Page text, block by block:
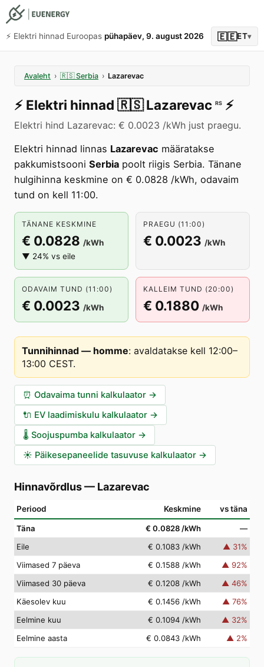
⚡️ Elektri hinnad Euroopas pühapäev, 9. august 2026 🇪🇪ET▾
Avaleht › 🇷🇸 Serbia › Lazarevac
⚡️ Elektri hinnad 🇷🇸 Lazarevac RS ⚡️
Elektri hind Lazarevac: € 0.0023 /kWh just praegu.
Elektri hinnad linnas Lazarevac määratakse
pakkumistsooni Serbia poolt riigis Serbia. Tänane
hulgihinna keskmine on € 0.0828 /kWh, odavaim
tund on kell 11:00.
TÄNANE KESKMINE
€ 0.0828 /kWh
▼ 24% vs eile
PRAEGU (11:00)
€ 0.0023 /kWh
ODAVAIM TUND (11:00)
€ 0.0023 /kWh
KALLEIM TUND (20:00)
€ 0.1880 /kWh
Tunnihinnad — homme: avaldatakse kell 12:00–
13:00 CEST.
⏰ Odavaima tunni kalkulaator →
🔌 EV laadimiskulu kalkulaator →
🌡️ Soojuspumba kalkulaator →
☀️ Päikesepaneelide tasuvuse kalkulaator →
Hinnavõrdlus— Lazarevac
Periood Keskmine vs täna
Täna € 0.0828 /kWh
—
Eile
€ 0.1083 /kWh ▲ 31%
Viimased 7 päeva
€ 0.1588 /kWh ▲ 92%
Viimased 30 päeva
€ 0.1208 /kWh ▲ 46%
Käesolev kuu
€ 0.1456 /kWh ▲ 76%
Eelmine kuu
€ 0.1094 /kWh ▲ 32%
Eelmine aasta
€ 0.0843 /kWh ▲ 2%